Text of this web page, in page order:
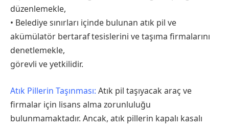
düzenlemekle,
• Belediye sınırları içinde bulunan atık pil ve
akümülatör bertaraf tesislerini ve taşıma firmalarını
denetlemekle,
görevli ve yetkilidir.
Atık Pillerin Taşınması: Atık pil taşıyacak araç ve
firmalar için lisans alma zorunluluğu
bulunmamaktadır. Ancak, atık pillerin kapalı kasalı